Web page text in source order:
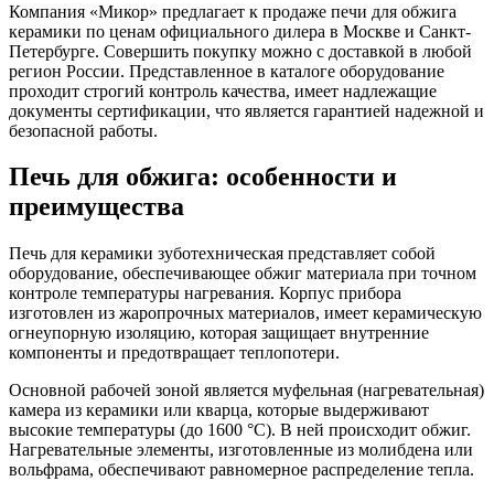
Компания «Микор» предлагает к продаже печи для обжига
керамики по ценам официального дилера в Москве и Санкт-
Петербурге. Совершить покупку можно с доставкой в любой
регион России. Представленное в каталоге оборудование
проходит строгий контроль качества, имеет надлежащие
документы сертификации, что является гарантией надежной и
безопасной работы.
Печь для обжига: особенности и
преимущества
Печь для керамики зуботехническая представляет собой
оборудование, обеспечивающее обжиг материала при точном
контроле температуры нагревания. Корпус прибора
изготовлен из жаропрочных материалов, имеет керамическую
огнеупорную изоляцию, которая защищает внутренние
компоненты и предотвращает теплопотери.
Основной рабочей зоной является муфельная (нагревательная)
камера из керамики или кварца, которые выдерживают
высокие температуры (до 1600 °C). В ней происходит обжиг.
Нагревательные элементы, изготовленные из молибдена или
вольфрама, обеспечивают равномерное распределение тепла.